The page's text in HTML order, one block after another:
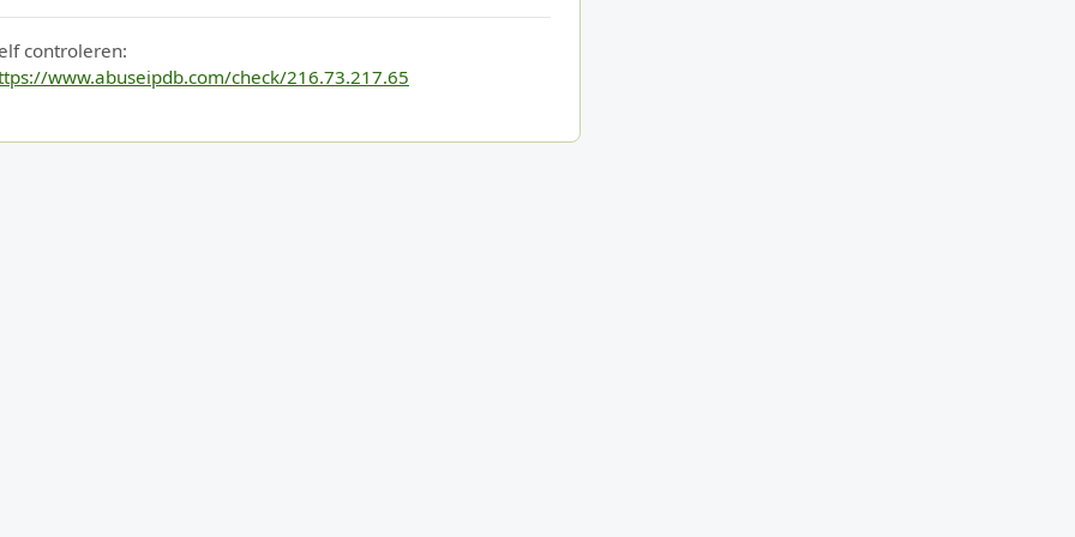
controleren:
www.abuseipdb.com/check/216.73.217.65